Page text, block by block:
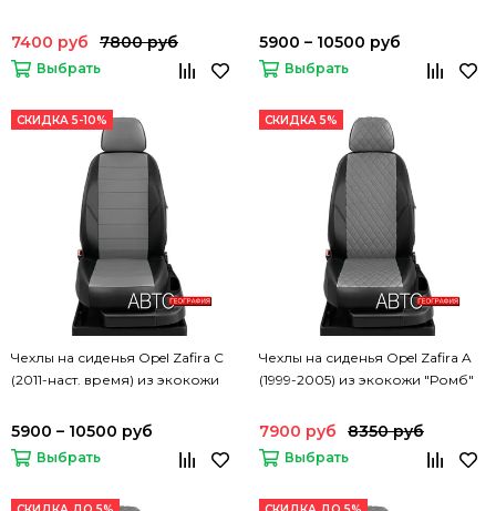
7400 руб 7800 руб
Выбрать
5900 – 10500 руб
Выбрать
СКИДКА 5-10%
Чехлы на сиденья Opel Zafira C
(2011-наст. время) из экокожи
5900 – 10500 руб
Выбрать
СКИДКА 5%
Чехлы на сиденья Opel Zafira A
(1999-2005) из экокожи "Ромб"
7900 руб 8350 руб
Выбрать